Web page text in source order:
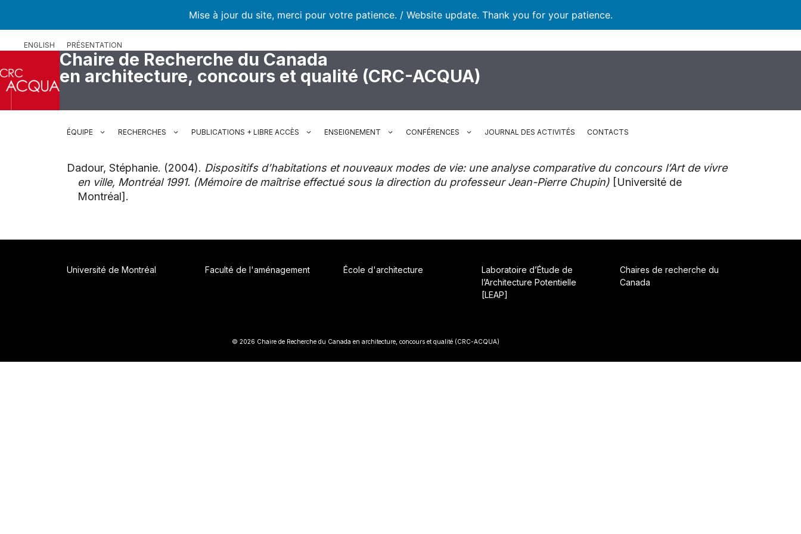
Mise à jour du site, merci pour votre patience. / Website update. Thank you for your patience.
ENGLISH PRÉSENTATION
Chaire de Recherche du Canada
en architecture, concours et qualité (CRC-ACQUA)
ÉQUIPE RECHERCHES PUBLICATIONS + LIBRE ACCÈS ENSEIGNEMENT CONFÉRENCES JOURNAL DES ACTIVITÉS CONTACTS
Dadour, Stéphanie. (2004). Dispositifs d’habitations et nouveaux modes de vie: une analyse comparative du concours l’Art de vivre
en ville, Montréal 1991. (Mémoire de maîtrise effectué sous la direction du professeur Jean-Pierre Chupin) [Université de
Montréal].
Université de Montréal Faculté de l'aménagement École d'architecture
Laboratoire d’Étude de
l’Architecture Potentielle
[LEAP]
Chaires de recherche du
Canada
© 2026 Chaire de Recherche du Canada en architecture, concours et qualité (CRC-ACQUA)